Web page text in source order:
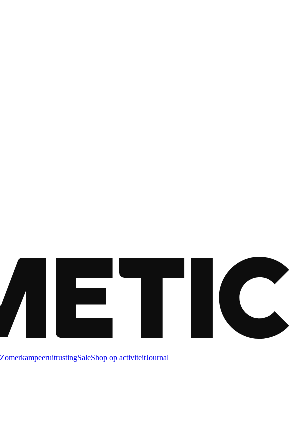
ZomerkampeeruitrustingSaleShop op activiteitJournal